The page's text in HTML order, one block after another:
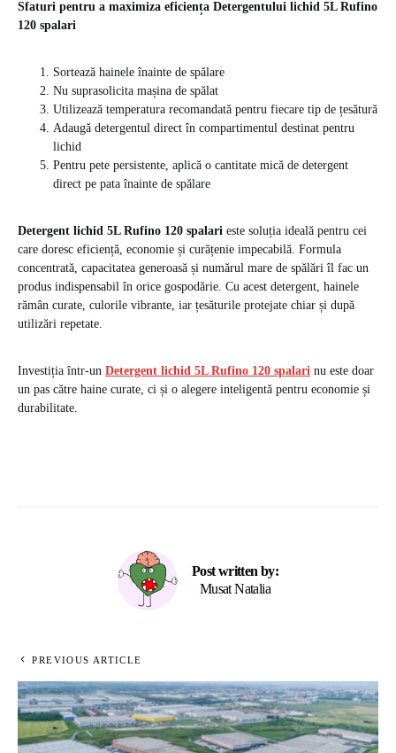
Sfaturi pentru a maximiza eficiența Detergentului lichid 5L Rufino
120 spalari
Sortează hainele înainte de spălare
Nu suprasolicita mașina de spălat
Utilizează temperatura recomandată pentru fiecare tip de țesătură
Adaugă detergentul direct în compartimentul destinat pentru
lichid
Pentru pete persistente, aplică o cantitate mică de detergent
direct pe pata înainte de spălare
Detergent lichid 5L Rufino 120 spalari este soluția ideală pentru cei
care doresc eficiență, economie și curățenie impecabilă. Formula
concentrată, capacitatea generoasă și numărul mare de spălări îl fac un
produs indispensabil în orice gospodărie. Cu acest detergent, hainele
rămân curate, culorile vibrante, iar țesăturile protejate chiar și după
utilizări repetate.
Investiția într-un Detergent lichid 5L Rufino 120 spalari nu este doar
un pas către haine curate, ci și o alegere inteligentă pentru economie și
durabilitate.
Post written by:
Musat Natalia
PREVIOUS ARTICLE